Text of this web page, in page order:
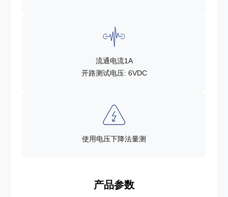
流通电流1A
开路测试电压: 6VDC
使用电压下降法量测
产品参数